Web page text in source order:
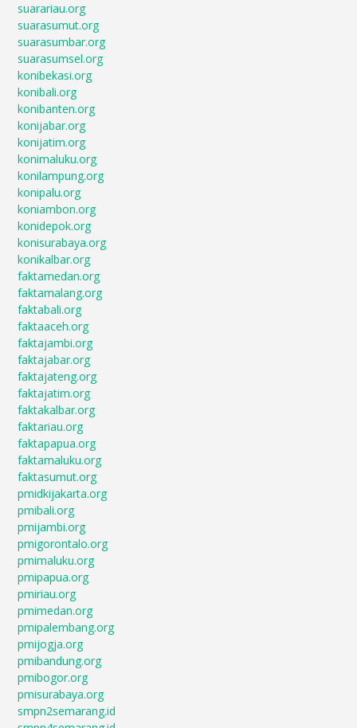
suarariau.org
suarasumut.org
suarasumbar.org
suarasumsel.org
konibekasi.org
konibali.org
konibanten.org
konijabar.org
konijatim.org
konimaluku.org
konilampung.org
konipalu.org
koniambon.org
konidepok.org
konisurabaya.org
konikalbar.org
faktamedan.org
faktamalang.org
faktabali.org
faktaaceh.org
faktajambi.org
faktajabar.org
faktajateng.org
faktajatim.org
faktakalbar.org
faktariau.org
faktapapua.org
faktamaluku.org
faktasumut.org
pmidkijakarta.org
pmibali.org
pmijambi.org
pmigorontalo.org
pmimaluku.org
pmipapua.org
pmiriau.org
pmimedan.org
pmipalembang.org
pmijogja.org
pmibandung.org
pmibogor.org
pmisurabaya.org
smpn2semarang.id